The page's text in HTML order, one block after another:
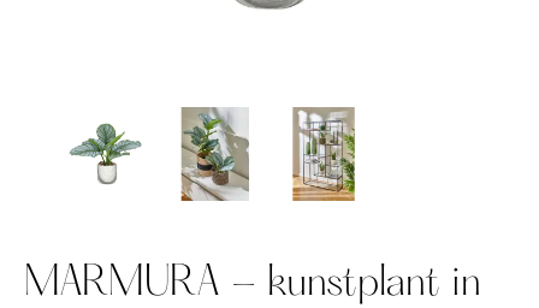
MARMURA - kunstplant in